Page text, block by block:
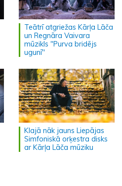
Teātrī atgriežas Kārļa Lāča
un Regnāra Vaivara
mūzikls "Purva bridējs
ugunī"
Klajā nāk jauns Liepājas
Simfoniskā orķestra disks
ar Kārļa Lāča mūziku